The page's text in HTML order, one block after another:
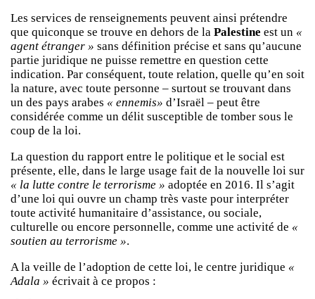
Les services de renseignements peuvent ainsi prétendre
que quiconque se trouve en dehors de la Palestine est un «
agent étranger » sans définition précise et sans qu’aucune
partie juridique ne puisse remettre en question cette
indication. Par conséquent, toute relation, quelle qu’en soit
la nature, avec toute personne – surtout se trouvant dans
un des pays arabes « ennemis» d’Israël – peut être
considérée comme un délit susceptible de tomber sous le
coup de la loi.
La question du rapport entre le politique et le social est
présente, elle, dans le large usage fait de la nouvelle loi sur
« la lutte contre le terrorisme » adoptée en 2016. Il s’agit
d’une loi qui ouvre un champ très vaste pour interpréter
toute activité humanitaire d’assistance, ou sociale,
culturelle ou encore personnelle, comme une activité de «
soutien au terrorisme ».
A la veille de l’adoption de cette loi, le centre juridique «
Adala » écrivait à ce propos :